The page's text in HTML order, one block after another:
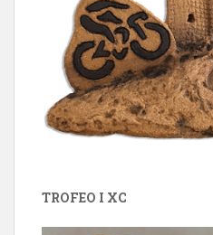
TROFEO I XC